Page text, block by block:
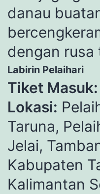
danau
dengan rusa
Labirin Pelaihari
Tiket Masuk:
Lokasi:
Taruna,
Jelai,
Kabupaten
Kalimantan